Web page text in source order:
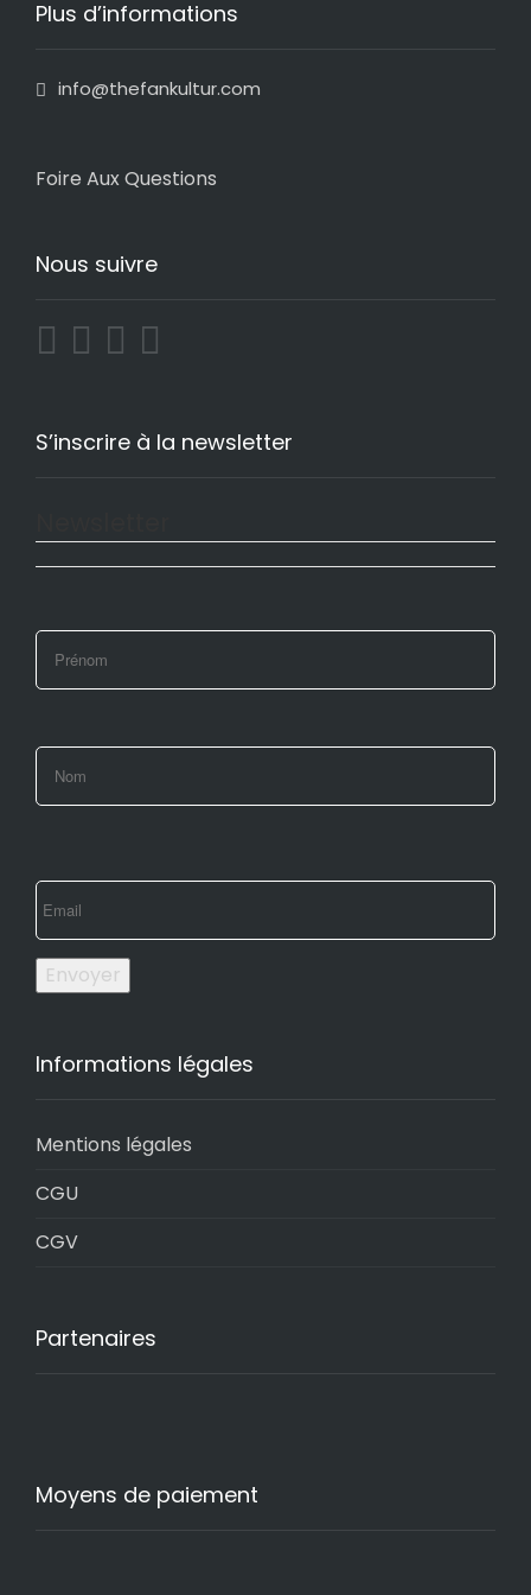
Plus d’informations
info@thefankultur.com
Foire Aux Questions
Nous suivre
S’inscrire à la newsletter
Envoyer
Informations légales
Mentions légales
CGU
CGV
Partenaires
Moyens de paiement